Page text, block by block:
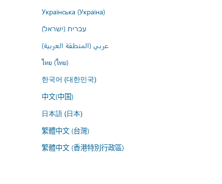
Українська (Україна)
עברית (ישראל)
عربي (المنطقة العربية)
ไทย (ไทย)
한국어 (대한민국)
中文(中国)
日本語 (日本)
繁體中文 (台灣)
繁體中文 (香港特別行政區)